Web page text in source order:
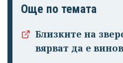
Още по темата
Близките на
вярват да е